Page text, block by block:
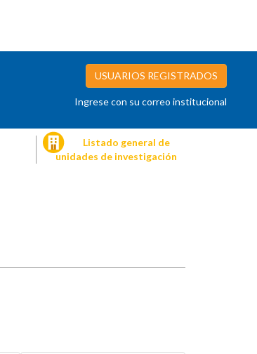
USUARIOS REGISTRADOS
Ingrese con su correo institucional
Listado general de
unidades de investigación